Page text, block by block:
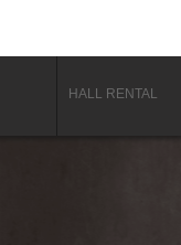
HALL RENTAL